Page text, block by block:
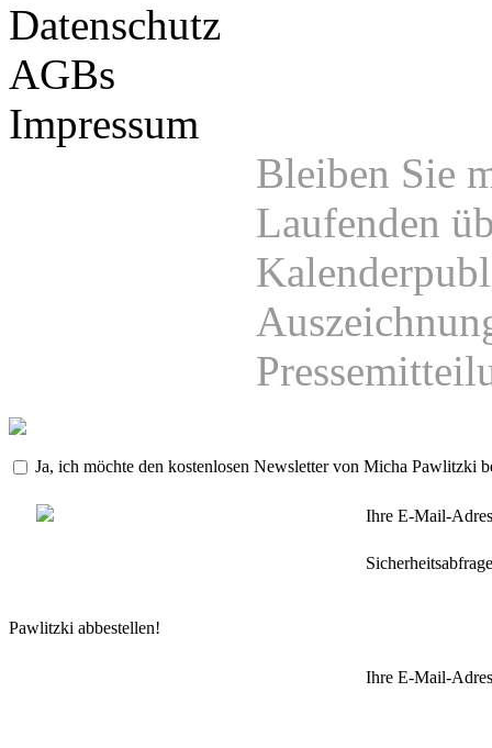
Datenschutz
AGBs
Impressum
Bleiben Sie
Laufenden
Ja, ich möchte den kostenlosen Newsletter von Micha Pawlitzki
Ihre E-Mail-
Pawlitzki abbestellen!
Ihre E-Mail-